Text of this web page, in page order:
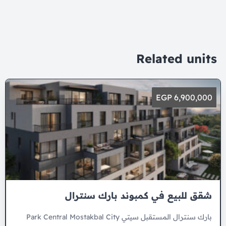
Related units
6,900,000 EGP
شقق للبيع في كمبوند بارك سنترال
بارك سنترال المستقبل سيتي Park Central Mostakbal City